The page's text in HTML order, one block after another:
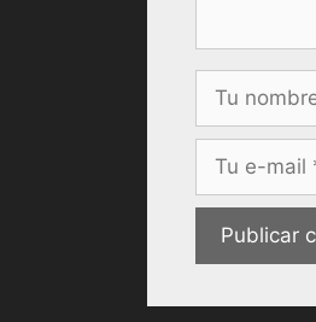
electrónico